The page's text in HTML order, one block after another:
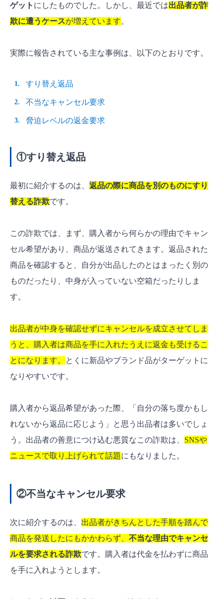
ゲット にしたものでした。しかし、最近では出品者が詐
欺に遭うケースが増えています。
実際に報告されている主な事例は、以下のとおりです。
すり替え返品
不当なキャンセル要求
脅迫レベルの返金要求
①すり替え返品
最初に紹介するのは、 返品の際に商品を別のものにすり
替える詐欺です。
この詐欺では、まず、購入者から何らかの理由でキャン
セル希望があり、商品が返送されてきます。返品された
商品を確認すると、自分が出品したのとはまったく別の
ものだったり、中身が入っていない空箱だったりしま
す。
出品者が中身を確認せずにキャンセルを成立させてしま
うと、購入者は商品を手に入れたうえに返金も受けるこ
とになります。
とくに新品やブランド品がターゲットに
なりやすいです。
購入者から返品希望があった際、「自分の落ち度かもし
れないから返品に応じよう」と思う出品者は多いでしょ
う。出品者の善意につけ込む悪質なこの詐欺は、 SNSや
ニュースで取り上げられて話題にもなりました。
②不当なキャンセル要求
次に紹介するのは、 出品者がきちんとした手順を踏んで
商品を発送したにもかかわらず、 不当な理由でキャンセ
ルを要求される詐欺です。購入者は代金を払わずに商品
を手に入れようとします。